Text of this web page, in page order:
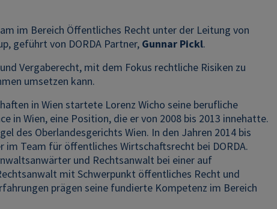
im Bereich Öffentliches Recht unter der Leitung von
geführt von DORDA Partner, Gunnar Pickl.
Vergaberecht, mit dem Fokus rechtliche Risiken zu
umsetzen kann.
in Wien startete Lorenz Wicho seine berufliche
in Wien, eine Position, die er von 2008 bis 2013 innehatte.
des Oberlandesgerichts Wien. In den Jahren 2014 bis
Team für öffentliches Wirtschaftsrecht bei DORDA.
und Rechtsanwalt bei einer auf
mit Schwerpunkt öffentliches Recht und
prägen seine fundierte Kompetenz im Bereich